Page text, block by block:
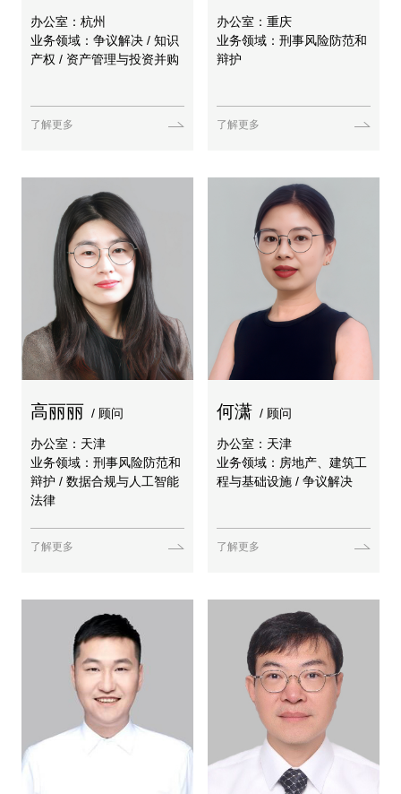
办公室：杭州
业务领域：争议解决 / 知识
产权 / 资产管理与投资并购
了解更多
办公室：重庆
业务领域：刑事风险防范和
辩护
了解更多
高丽丽 / 顾问
办公室：天津
业务领域：刑事风险防范和
辩护 / 数据合规与人工智能
法律
了解更多
何潇 / 顾问
办公室：天津
业务领域：房地产、建筑工
程与基础设施 / 争议解决
了解更多